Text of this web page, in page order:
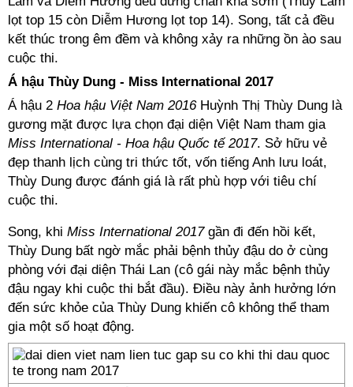
lọt top 15 còn Diễm Hương lọt top 14). Song, tất cả đều
kết thúc trong êm đềm và không xảy ra những ồn ào sau
cuộc thi.
Á hậu Thùy Dung - Miss International 2017
Á hậu 2 Hoa hậu Việt Nam 2016Huỳnh Thị Thùy Dung là
gương mặt được lựa chọn đại diện Việt Nam tham gia
Miss International - Hoa hậu Quốc tế 2017. Sở hữu vẻ
đẹp thanh lịch cùng tri thức tốt, vốn tiếng Anh lưu loát,
Thùy Dung được đánh giá là rất phù hợp với tiêu chí
cuộc thi.
Song, khi Miss International 2017gần đi đến hồi kết,
Thùy Dung bất ngờ mắc phải bệnh thủy đậu do ở cùng
phòng với đại diện Thái Lan (cô gái này mắc bệnh thủy
đậu ngay khi cuộc thi bắt đầu). Điều này ảnh hưởng lớn
đến sức khỏe của Thùy Dung khiến cô không thể tham
gia một số hoạt động.